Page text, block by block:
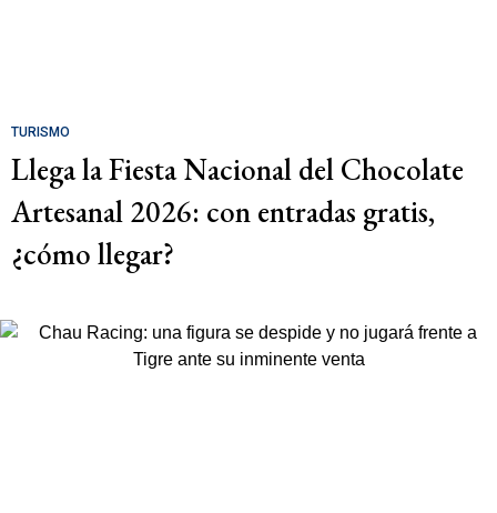
TURISMO
Llega la Fiesta Nacional del Chocolate
Artesanal 2026: con entradas gratis,
¿cómo llegar?